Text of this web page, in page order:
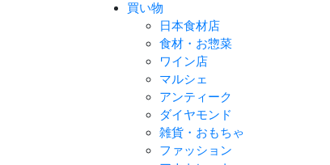
買い物
日本食材店
食材・お惣菜
ワイン店
マルシェ
アンティーク
ダイヤモンド
雑貨・おもちゃ
ファッション